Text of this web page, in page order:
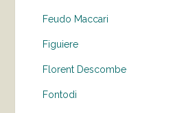
Feudo Maccari
Figuiere
Florent Descombe
Fontodi